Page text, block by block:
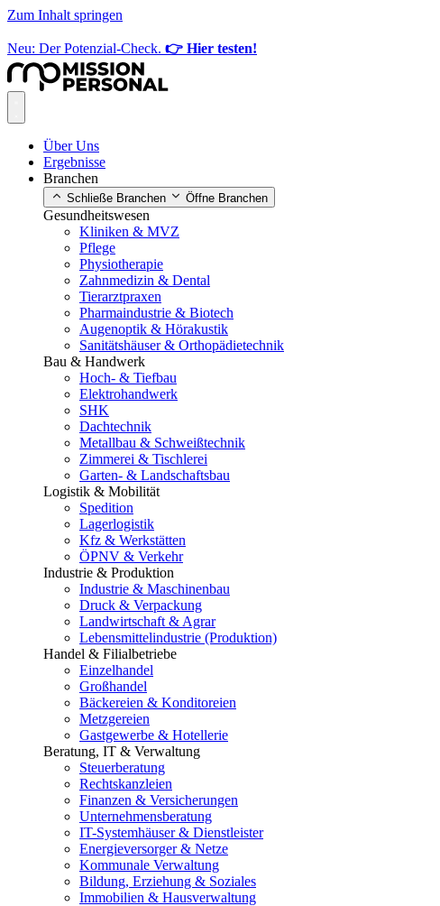
Zum Inhalt springen
Neu: Der Potenzial-Check. 👉 Hier testen!
Über Uns
Ergebnisse
Branchen
Schließe Branchen Öffne Branchen
Gesundheitswesen
Kliniken & MVZ
Pflege
Physiotherapie
Zahnmedizin & Dental
Tierarztpraxen
Pharmaindustrie & Biotech
Augenoptik & Hörakustik
Sanitätshäuser & Orthopädietechnik
Bau & Handwerk
Hoch- & Tiefbau
Elektrohandwerk
SHK
Dachtechnik
Metallbau & Schweißtechnik
Zimmerei & Tischlerei
Garten- & Landschaftsbau
Logistik & Mobilität
Spedition
Lagerlogistik
Kfz & Werkstätten
ÖPNV & Verkehr
Industrie & Produktion
Industrie & Maschinenbau
Druck & Verpackung
Landwirtschaft & Agrar
Lebensmittelindustrie (Produktion)
Handel & Filialbetriebe
Einzelhandel
Großhandel
Bäckereien & Konditoreien
Metzgereien
Gastgewerbe & Hotellerie
Beratung, IT & Verwaltung
Steuerberatung
Rechtskanzleien
Finanzen & Versicherungen
Unternehmensberatung
IT-Systemhäuser & Dienstleister
Energieversorger & Netze
Kommunale Verwaltung
Bildung, Erziehung & Soziales
Immobilien & Hausverwaltung